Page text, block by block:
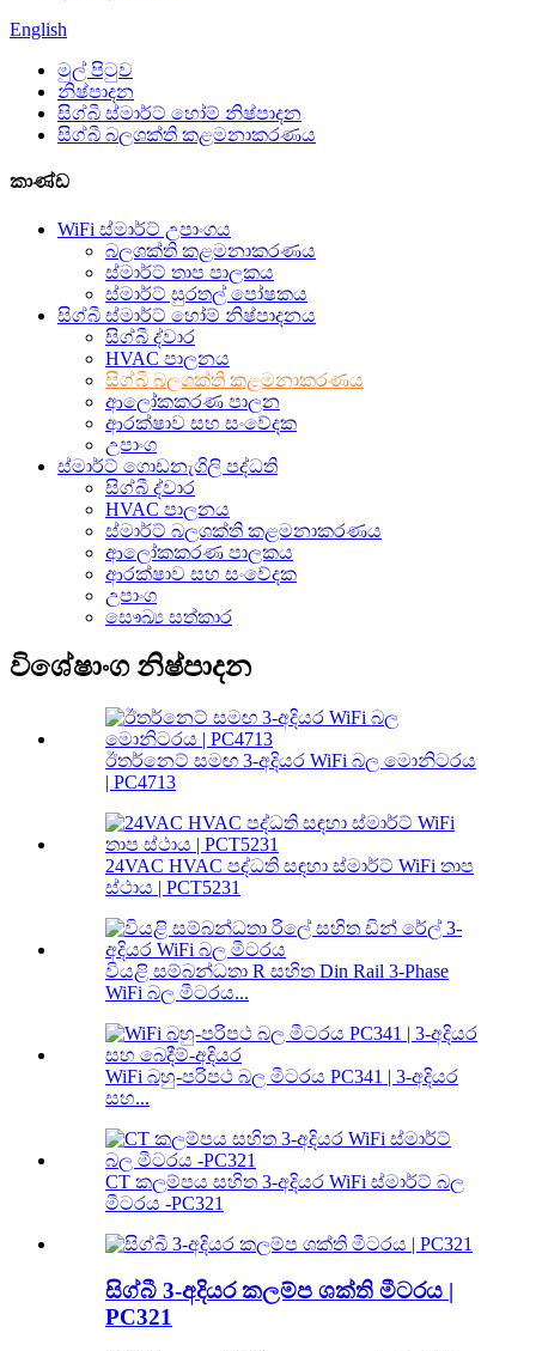
English
මුල් පිටුව
නිෂ්පාදන
සිග්බී ස්මාර්ට් හෝම් නිෂ්පාදන
සිග්බී බලශක්ති කළමනාකරණය
කාණ්ඩ
WiFi ස්මාර්ට් උපාංගය
බලශක්ති කළමනාකරණය
ස්මාර්ට් තාප පාලකය
ස්මාර්ට් සුරතල් පෝෂකය
සිග්බී ස්මාර්ට් හෝම් නිෂ්පාදනය
සිග්බී ද්වාර
HVAC පාලනය
සිග්බී බලශක්ති කළමනාකරණය
ආලෝකකරණ පාලන
ආරක්ෂාව සහ සංවේදක
උපාංග
ස්මාර්ට් ගොඩනැගිලි පද්ධති
සිග්බී ද්වාර
HVAC පාලනය
ස්මාර්ට් බලශක්ති කළමනාකරණය
ආලෝකකරණ පාලකය
ආරක්ෂාව සහ සංවේදක
උපාංග
සෞඛ්‍ය සත්කාර
විශේෂාංග නිෂ්පාදන
ඊතර්නෙට් සමඟ 3-අදියර WiFi බල මොනිටරය
| PC4713
24VAC HVAC පද්ධති සඳහා ස්මාර්ට් WiFi තාප
ස්ථාය | PCT5231
වියළි සම්බන්ධතා R සහිත Din Rail 3-Phase
WiFi බල මීටරය...
WiFi බහු-පරිපථ බල මීටරය PC341 | 3-අදියර
සහ...
CT කලම්පය සහිත 3-අදියර WiFi ස්මාර්ට් බල
මීටරය -PC321
සිග්බී 3-අදියර කලම්ප ශක්ති මීටරය |
PC321